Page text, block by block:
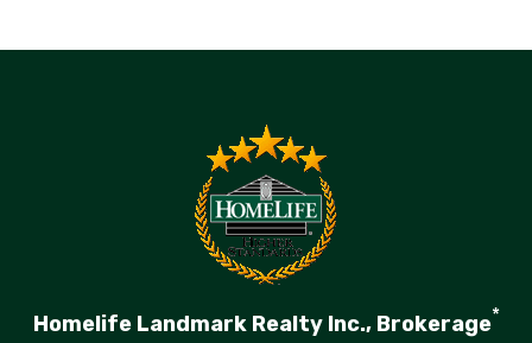
Homelife Landmark Realty Inc., Brokerage*